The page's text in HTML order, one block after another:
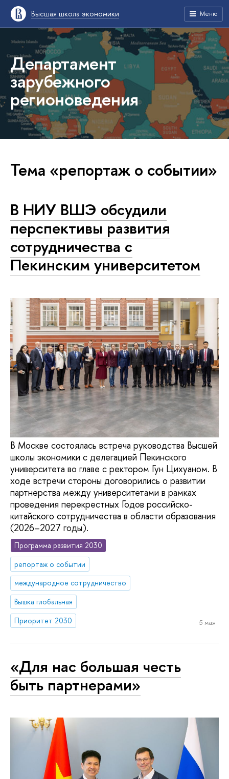
Высшая школа экономики Меню
Департамент
зарубежного
регионоведения
Тема «репортаж о событии»
В НИУ ВШЭ обсудили
перспективы развития
сотрудничества с
Пекинским университетом
В Москве состоялась встреча руководства Высшей
школы экономики с делегацией Пекинского
университета во главе с ректором Гун Цихуаном. В
ходе встречи стороны договорились о развитии
партнерства между университетами в рамках
проведения перекрестных Годов российско-
китайского сотрудничества в области образования
(2026–2027 годы).
Программа развития 2030
репортаж о событии
международное сотрудничество
Вышка глобальная
Приоритет 2030
5 мая
«Для нас большая честь
быть партнерами»